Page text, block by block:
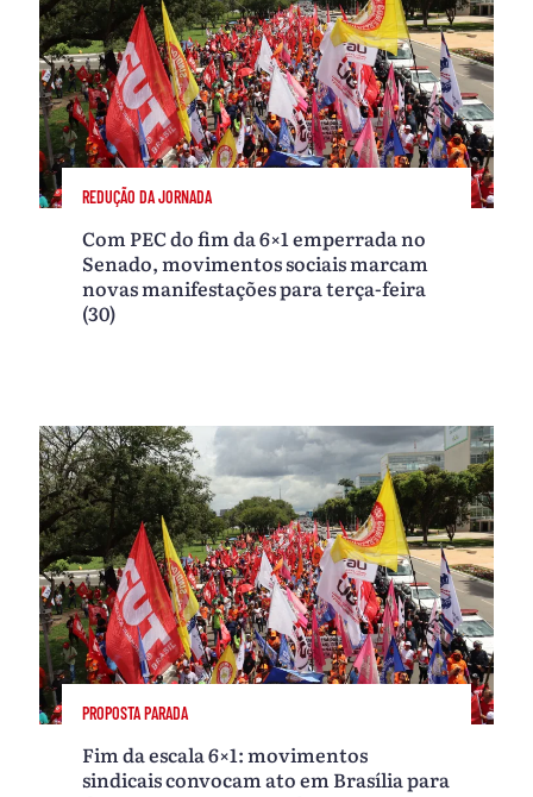
REDUÇÃO DA JORNADA
Com PEC do fim da 6×1 emperrada no
Senado, movimentos sociais marcam
novas manifestações para terça-feira
(30)
PROPOSTA PARADA
Fim da escala 6×1: movimentos
sindicais convocam ato em Brasília para